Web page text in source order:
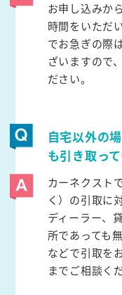
お申し込みか
時間をいただ
でお急ぎの際
ざいますので
ださい。
自宅以外の
も引き取っ
カーネクスト
く）の引取に
ディーラー、
所であっても
などで引取を
までご相談く